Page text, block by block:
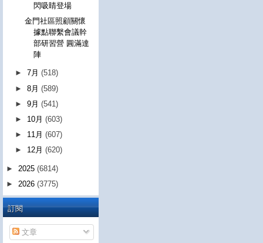
閃吸睛登場
金門社區照顧關懷
據點聯繫會議幹
部研習營 圓滿達
陣
►7月(518)
►8月(589)
►9月(541)
► 10月(603)
► 11月(607)
► 12月(620)
► 2025 (6814)
► 2026 (3775)
訂閱
文章